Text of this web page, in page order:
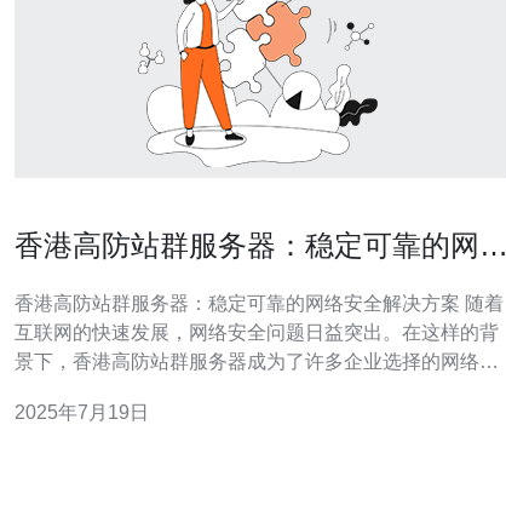
香港高防站群服务器：稳定可靠的网络
香港高防站群服务器：稳定可靠的网络安全解决方案 随着
互联网的快速发展，网络安全问题日益突出。在这样的背
景下，香港高防站群服务器成为了许多企业选择的网络安
优势和特点。 香港高防站群服务器是指在香港地区部署的
2025年7月19日